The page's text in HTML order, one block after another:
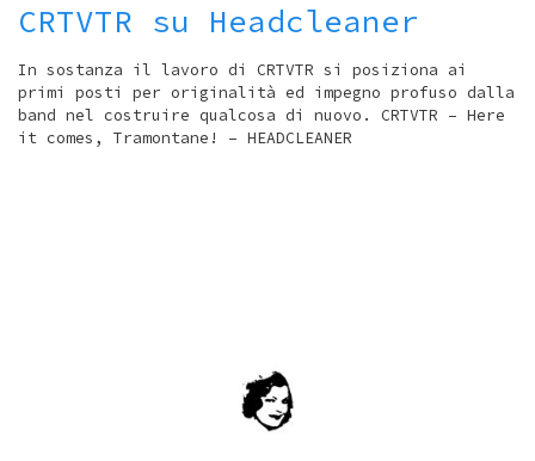
CRTVTR su Headcleaner
In sostanza il lavoro di CRTVTR si posiziona ai
primi posti per originalità ed impegno profuso dalla
band nel costruire qualcosa di nuovo. CRTVTR – Here
it comes, Tramontane! – HEADCLEANER